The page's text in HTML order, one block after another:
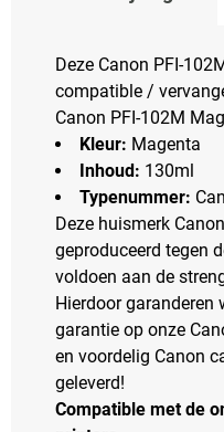
Deze Canon PFI-
compatible /
Canon PFI-102M
Kleur: Magenta
Inhoud: 130ml
Typenummer:
Deze huismerk
geproduceerd tegen
voldoen aan de
Hierdoor garanderen
garantie op onze
en voordelig Canon
geleverd!
Compatible met de